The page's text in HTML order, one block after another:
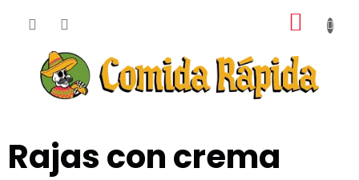
KOŠÍK
Rajas con crema